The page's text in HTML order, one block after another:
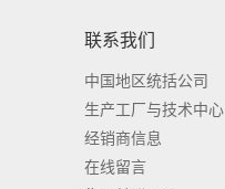
联系我们
中国地区统括公司
生产工厂与技术中心
经销商信息
在线留言